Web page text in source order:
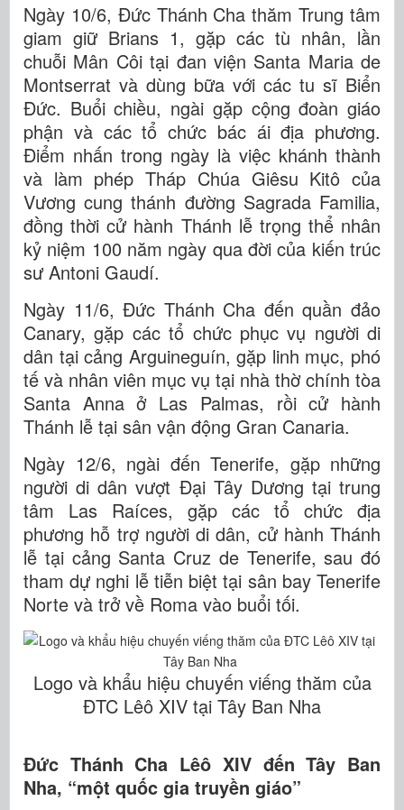
Ngày 10/6, Đức Thánh Cha thăm Trung tâm
giam giữ Brians 1, gặp các tù nhân, lần
chuỗi Mân Côi tại đan viện Santa Maria de
Montserrat và dùng bữa với các tu sĩ Biển
Đức. Buổi chiều, ngài gặp cộng đoàn giáo
phận và các tổ chức bác ái địa phương.
Điểm nhấn trong ngày là việc khánh thành
và làm phép Tháp Chúa Giêsu Kitô của
Vương cung thánh đường Sagrada Familia,
đồng thời cử hành Thánh lễ trọng thể nhân
kỷ niệm 100 năm ngày qua đời của kiến trúc
sư Antoni Gaudí.
Ngày 11/6, Đức Thánh Cha đến quần đảo
Canary, gặp các tổ chức phục vụ người di
dân tại cảng Arguineguín, gặp linh mục, phó
tế và nhân viên mục vụ tại nhà thờ chính tòa
Santa Anna ở Las Palmas, rồi cử hành
Thánh lễ tại sân vận động Gran Canaria.
Ngày 12/6, ngài đến Tenerife, gặp những
người di dân vượt Đại Tây Dương tại trung
tâm Las Raíces, gặp các tổ chức địa
phương hỗ trợ người di dân, cử hành Thánh
lễ tại cảng Santa Cruz de Tenerife, sau đó
tham dự nghi lễ tiễn biệt tại sân bay Tenerife
Norte và trở về Roma vào buổi tối.
Logo và khẩu hiệu chuyến viếng thăm của
ĐTC Lêô XIV tại Tây Ban Nha
Đức Thánh Cha Lêô XIV đến Tây Ban
Nha, “một quốc gia truyền giáo”